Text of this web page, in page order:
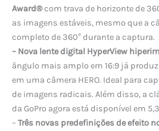
Award®com trava de horizonte de
as imagens estáveis, mesmo que a
completo de 360° durante a captura.
– Nova lente digital HyperView
ângulo mais amplo em 16:9 já
em uma câmera HERO. Ideal para
de imagens radicais. Além disso, a
da GoPro agora está disponível em
– Três novas predefinições de efeito